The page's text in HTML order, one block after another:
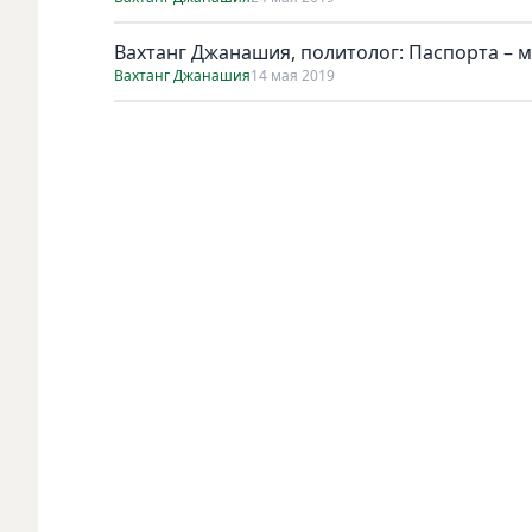
Вахтанг Джанашия, политолог: Паспорта –
Вахтанг Джанашия14 мая 2019